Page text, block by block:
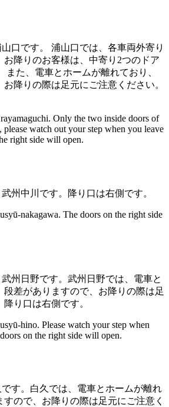
口です。 浦山口では、各車両外寄り
降りのお客様は、中寄り2つのドア
また、電車とホームが離れており、
降りの際は足元にご注意ください。
Only the two inside doors of
please watch out your step when you leave
right side will open.
州中川です。降り口は右側です。
nakagawa. The doors on the right side
州日野です。武州日野では、電車と
段差がありますので、お降りの際は足
り口は右側です。
hino. Please watch your step when
on the right side will open.
す。白久では、電車とホームが離れ
ので、お降りの際は足元にご注意く